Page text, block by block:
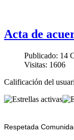
Acta de
Publicado: 14
Visitas: 1606
Calificación del
Respetada